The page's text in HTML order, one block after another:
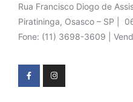
Rua Francisco Diogo de
Piratininga, Osasco – SP |
Fone: (11) 3698-3609 |